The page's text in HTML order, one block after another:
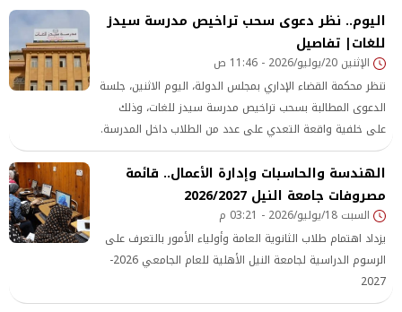
اليوم.. نظر دعوى سحب تراخيص مدرسة سيدز
للغات| تفاصيل
الإثنين 20/يوليو/2026 - 11:46 ص
تنظر محكمة القضاء الإداري بمجلس الدولة، اليوم الاثنين، جلسة
الدعوى المطالبة بسحب تراخيص مدرسة سيدز للغات، وذلك
على خلفية واقعة التعدي على عدد من الطلاب داخل المدرسة.
الهندسة والحاسبات وإدارة الأعمال.. قائمة
مصروفات جامعة النيل 2026/2027
السبت 18/يوليو/2026 - 03:21 م
يزداد اهتمام طلاب الثانوية العامة وأولياء الأمور بالتعرف على
الرسوم الدراسية لجامعة النيل الأهلية للعام الجامعي 2026-
2027